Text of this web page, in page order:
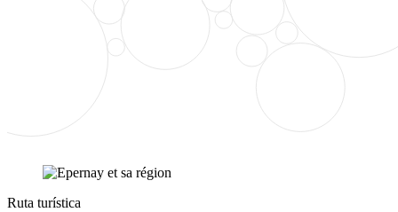
Ruta turística